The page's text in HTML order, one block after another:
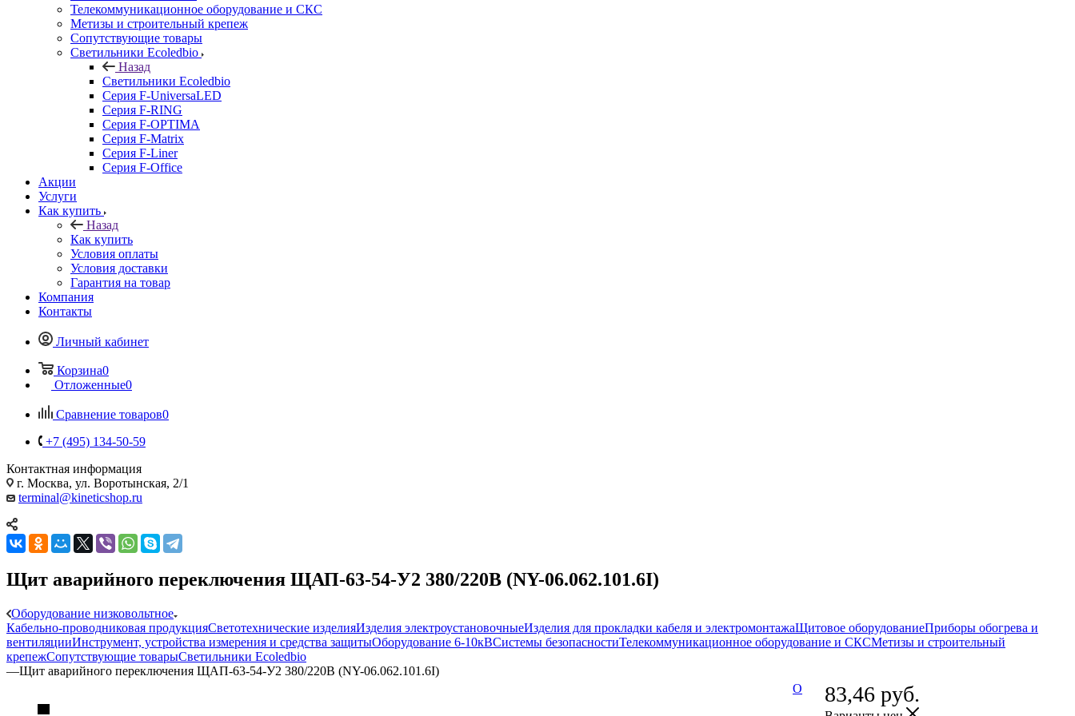
Телекоммуникационное оборудование и СКС
Метизы и строительный крепеж
Сопутствующие товары
Светильники Ecoledbio
Назад
Светильники Ecoledbio
Серия F-UniversaLED
Серия F-RING
Серия F-OPTIMA
Серия F-Matrix
Серия F-Liner
Серия F-Office
Акции
Услуги
Как купить
Назад
Как купить
Условия оплаты
Условия доставки
Гарантия на товар
Компания
Контакты
Личный кабинет
Корзина0
Отложенные0
Сравнение товаров0
+7 (495) 134-50-59
Контактная информация
г. Москва, ул. Воротынская, 2/1
terminal@kineticshop.ru
Щит аварийного переключения ЩАП-63-54-У2 380/220В (NY-06.062.101.6I)
Оборудование низковольтное
Кабельно-проводниковая продукцияСветотехнические изделияИзделия электроустановочныеИзделия для прокладки кабеля и электромонтажаЩитовое оборудованиеПриборы обогрева и
вентиляцииИнструмент, устройства измерения и средства защитыОборудование 6-10кВСистемы безопасностиТелекоммуникационное оборудование и СКСМетизы и строительный
крепежСопутствующие товарыСветильники Ecoledbio
—Щит аварийного переключения ЩАП-63-54-У2 380/220В (NY-06.062.101.6I)
83,46 руб.
О